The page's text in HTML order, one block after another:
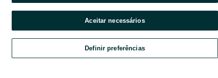
Explorar Favoritos Vender Chat Conta
Aceitar necessários
Definir preferências